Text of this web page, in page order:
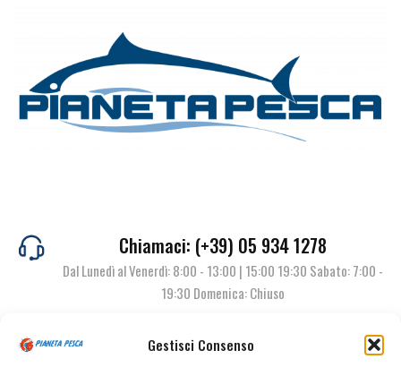
Gestisci Consenso
Chiamaci: (+39) 05 934 1278
Dal Lunedì al Venerdì: 8:00 - 13:00 | 15:00 19:30 Sabato: 7:00 -
19:30 Domenica: Chiuso